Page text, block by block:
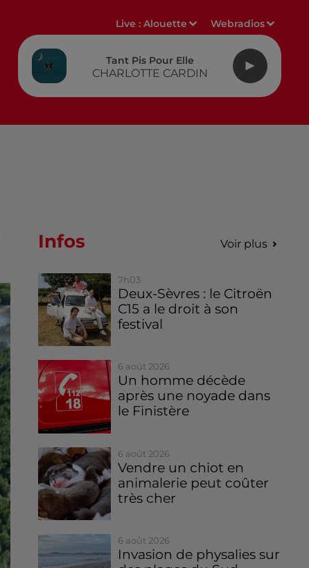
Live :Alouette Webradios
Tant Pis Pour Elle
CHARLOTTE CARDIN
Infos Voir plus
7h03
Deux-Sèvres : le Citroën
C15 a le droit à son
festival
6 août 2026
Un homme décède
après une noyade dans
le Finistère
6 août 2026
Vendre un chiot en
animalerie peut coûter
très cher
6 août 2026
Invasion de physalies sur